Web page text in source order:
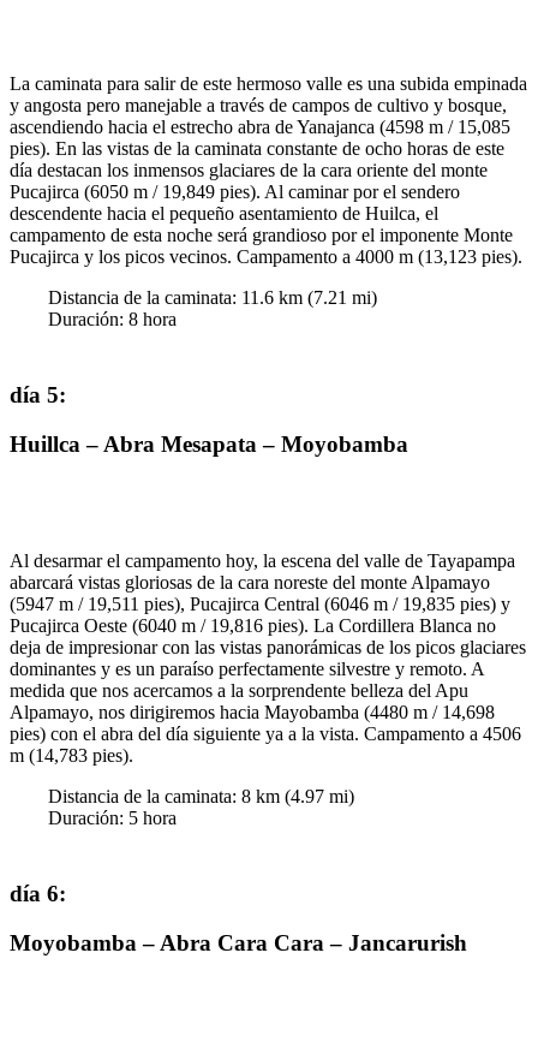
La caminata para salir de este hermoso valle es una subida empinada
y angosta pero manejable a través de campos de cultivo y bosque,
ascendiendo hacia el estrecho abra de Yanajanca (4598 m / 15,085
pies). En las vistas de la caminata constante de ocho horas de este
día destacan los inmensos glaciares de la cara oriente del monte
Pucajirca (6050 m / 19,849 pies). Al caminar por el sendero
descendente hacia el pequeño asentamiento de Huilca, el
campamento de esta noche será grandioso por el imponente Monte
Pucajirca y los picos vecinos. Campamento a 4000 m (13,123 pies).
Distancia de la caminata: 11.6 km (7.21 mi)
Duración: 8 hora
día 5:
Huillca – Abra Mesapata – Moyobamba
Al desarmar el campamento hoy, la escena del valle de Tayapampa
abarcará vistas gloriosas de la cara noreste del monte Alpamayo
(5947 m / 19,511 pies), Pucajirca Central (6046 m / 19,835 pies) y
Pucajirca Oeste (6040 m / 19,816 pies). La Cordillera Blanca no
deja de impresionar con las vistas panorámicas de los picos glaciares
dominantes y es un paraíso perfectamente silvestre y remoto. A
medida que nos acercamos a la sorprendente belleza del Apu
Alpamayo, nos dirigiremos hacia Mayobamba (4480 m / 14,698
pies) con el abra del día siguiente ya a la vista. Campamento a 4506
m (14,783 pies).
Distancia de la caminata: 8 km (4.97 mi)
Duración: 5 hora
día 6:
Moyobamba – Abra Cara Cara – Jancarurish